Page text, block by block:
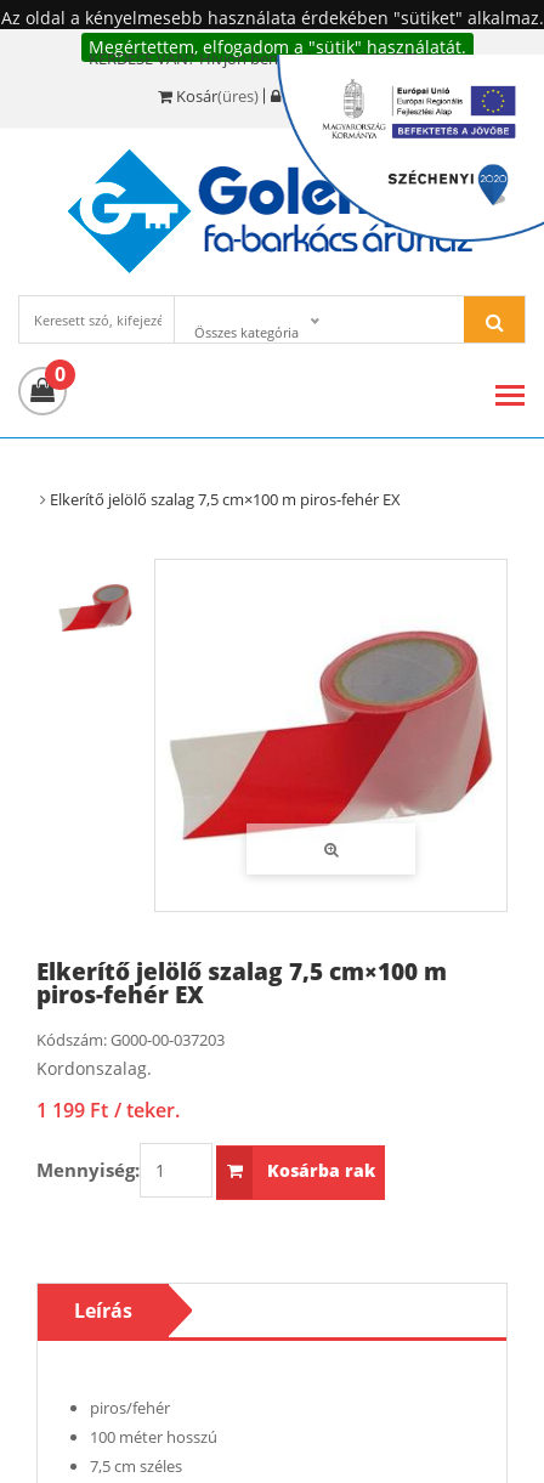
Az oldal a kényelmesebb használata érdekében "sütiket" alkalmaz.
Megértettem, elfogadom a "sütik" használatát.
KÉRDÉSE VAN? Hívjon bennünket!:+36 20 977-6494
Kosár(üres) Bejelentkezés
Összes kategória
0
Elkerítő jelölő szalag 7,5 cm×100 m piros-fehér EX
Elkerítő jelölő szalag 7,5 cm×100 m
piros-fehér EX
Kódszám:G000-00-037203
Kordonszalag.
1 199 Ft / teker.
Mennyiség: Kosárba rak
Leírás
piros/fehér
100 méter hosszú
7,5 cm széles